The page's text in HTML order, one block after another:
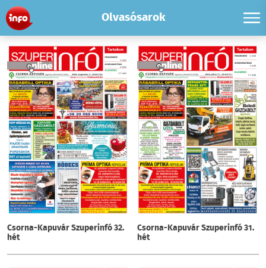
Olvasósarok
Csorna-Kapuvár Szuperinfó 32.
hét
Csorna-Kapuvár Szuperinfó 31.
hét